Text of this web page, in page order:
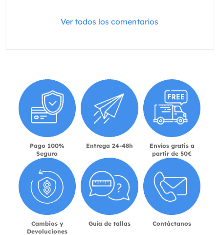
Ver todos los comentarios
Pago 100%
Seguro
Entrega 24-48h
Envíos gratis a
partir de 50€
Cambios y
Devoluciones
Guía de tallas Contáctanos